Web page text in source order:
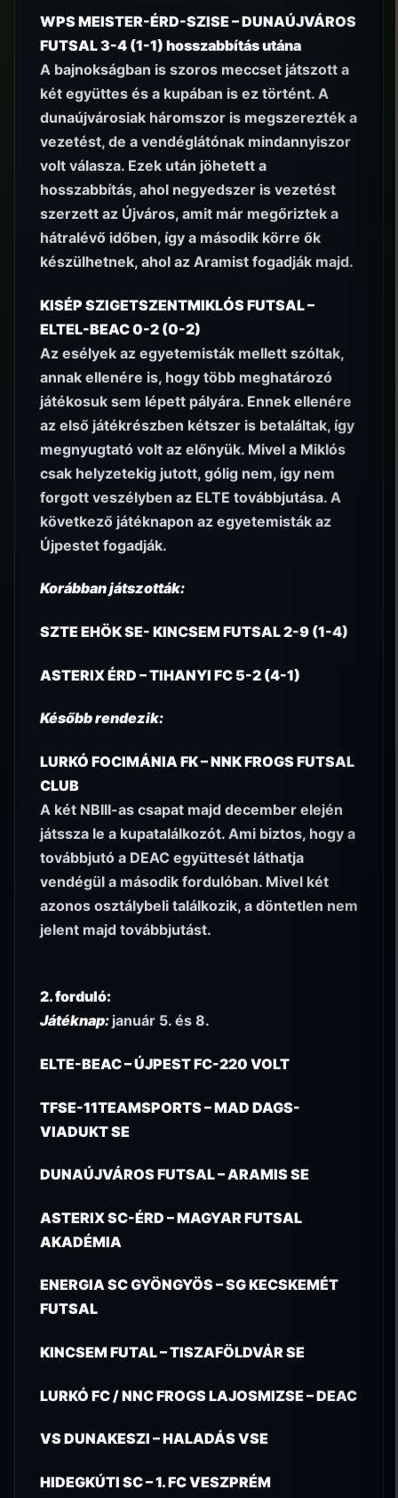
WPS MEISTER-ÉRD-SZISE – DUNAÚJVÁROS
FUTSAL 3-4 (1-1) hosszabbítás utána
A bajnokságban is szoros meccset játszott a
két együttes és a kupában is ez történt. A
dunaújvárosiak háromszor is megszerezték a
vezetést, de a vendéglátónak mindannyiszor
volt válasza. Ezek után jöhetett a
hosszabbítás, ahol negyedszer is vezetést
szerzett az Újváros, amit már megőriztek a
hátralévő időben, így a második körre ők
készülhetnek, ahol az Aramist fogadják majd.
KISÉP SZIGETSZENTMIKLÓS FUTSAL –
ELTEL-BEAC 0-2 (0-2)
Az esélyek az egyetemisták mellett szóltak,
annak ellenére is, hogy több meghatározó
játékosuk sem lépett pályára. Ennek ellenére
az első játékrészben kétszer is betaláltak, így
megnyugtató volt az előnyük. Mivel a Miklós
csak helyzetekig jutott, gólig nem, így nem
forgott veszélyben az ELTE továbbjutása. A
következő játéknapon az egyetemisták az
Újpestet fogadják.
Korábban játszották:
SZTE EHÖK SE- KINCSEM FUTSAL 2-9 (1-4)
ASTERIX ÉRD – TIHANYI FC 5-2 (4-1)
Később rendezik:
LURKÓ FOCIMÁNIA FK – NNK FROGS FUTSAL
CLUB
A két NBIII-as csapat majd december elején
játssza le a kupatalálkozót. Ami biztos, hogy a
továbbjutó a DEAC együttesét láthatja
vendégül a második fordulóban. Mivel két
azonos osztálybeli találkozik, a döntetlen nem
jelent majd továbbjutást.
2. forduló:
Játéknap: január 5. és 8.
ELTE-BEAC – ÚJPEST FC-220 VOLT
TFSE-11TEAMSPORTS – MAD DAGS-
VIADUKT SE
DUNAÚJVÁROS FUTSAL – ARAMIS SE
ASTERIX SC-ÉRD – MAGYAR FUTSAL
AKADÉMIA
ENERGIA SC GYÖNGYÖS – SG KECSKEMÉT
FUTSAL
KINCSEM FUTAL – TISZAFÖLDVÁR SE
LURKÓ FC / NNC FROGS LAJOSMIZSE – DEAC
VS DUNAKESZI – HALADÁS VSE
HIDEGKÚTI SC – 1. FC VESZPRÉM